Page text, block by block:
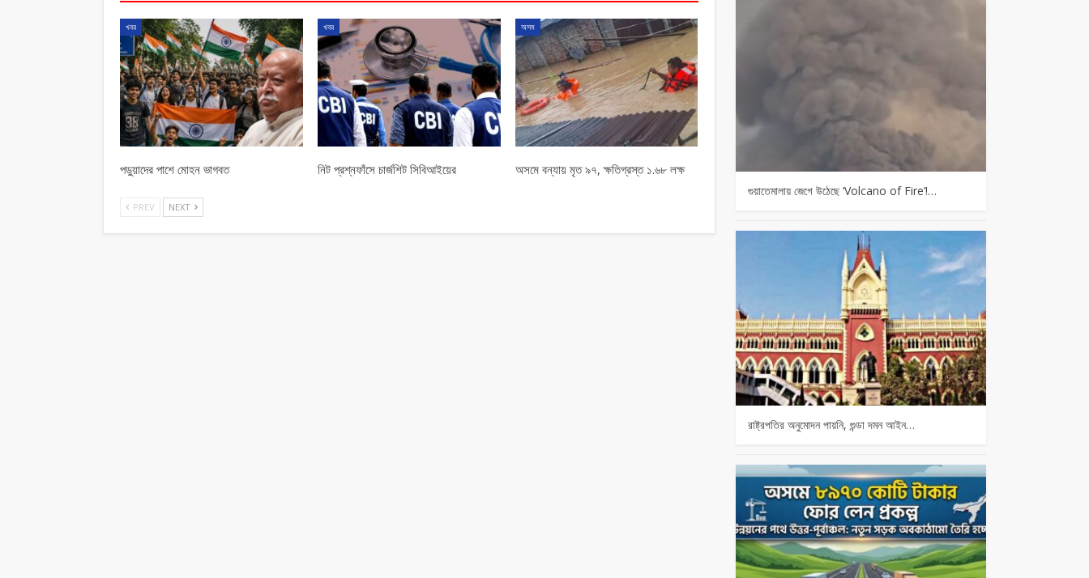
খবর
পড়ুয়াদের পাশে মোহন ভাগবত
খবর
নিট প্রশ্নফাঁসে চার্জশিট সিবিআইয়ের
অসম
অসমে বন্যায় মৃত ৯৭, ক্ষতিগ্রস্ত ১.৬৮ লক্ষ
PREV NEXT
গুয়াতেমালায় জেগে উঠেছে ‘Volcano of Fire’!…
রাষ্ট্রপতির অনুমোদন পায়নি, গুন্ডা দমন আইন…